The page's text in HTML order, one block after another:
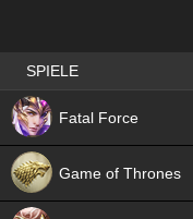
Best RPG games in Germany
SPIELE
Fatal Force
Game of Thrones